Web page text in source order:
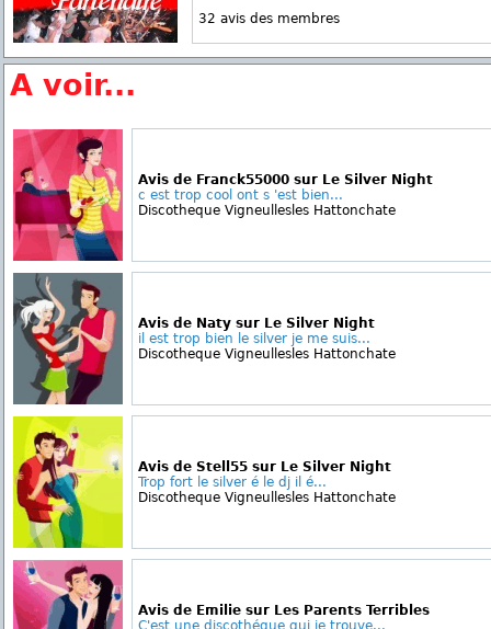
32 avis des membres
A voir...
Avis de Franck55000 sur Le Silver Night
c est trop cool ont s 'est bien...
Discotheque Vigneullesles Hattonchate
Avis de Naty sur Le Silver Night
il est trop bien le silver je me suis...
Discotheque Vigneullesles Hattonchate
Avis de Stell55 sur Le Silver Night
Trop fort le silver é le dj il é...
Discotheque Vigneullesles Hattonchate
Avis de Emilie sur Les Parents Terribles
C'est une discothéque qui je trouve...